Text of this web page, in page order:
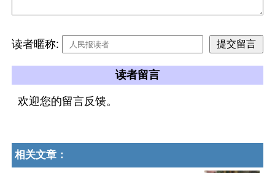
读者暱称:
读者留言
欢迎您的留言反馈。
相关文章：